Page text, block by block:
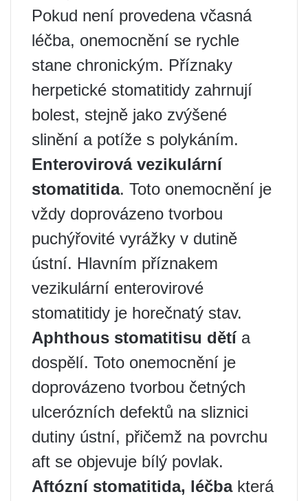
Pokud není provedena včasná
léčba, onemocnění se rychle
stane chronickým. Příznaky
herpetické stomatitidy zahrnují
bolest, stejně jako zvýšené
slinění a potíže s polykáním.
Enterovirová vezikulární
stomatitida. Toto onemocnění je
vždy doprovázeno tvorbou
puchýřovité vyrážky v dutině
ústní. Hlavním příznakem
vezikulární enterovirové
stomatitidy je horečnatý stav.
Aphthous stomatitisu dětía
dospělí. Toto onemocnění je
doprovázeno tvorbou četných
ulcerózních defektů na sliznici
dutiny ústní, přičemž na povrchu
aft se objevuje bílý povlak.
Aftózní stomatitida, léčbakterá